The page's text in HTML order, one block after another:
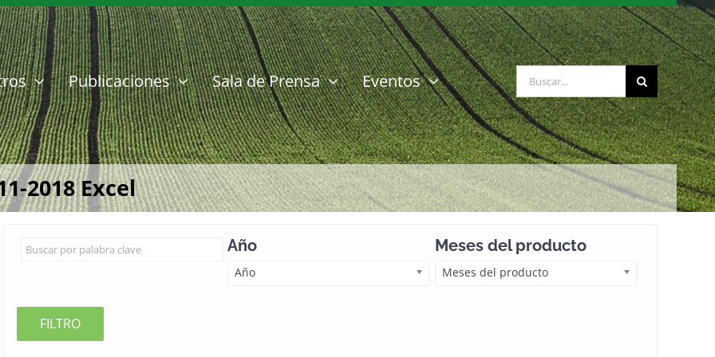
Publicaciones Sala de Prensa Eventos Buscar:
2018 Excel
Año
Año
Meses del producto
Meses del producto
FILTRO